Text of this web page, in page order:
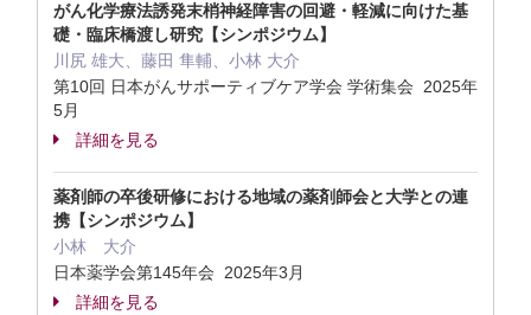
がん化学療法誘発末梢神経障害の回避・軽減に向けた基
礎・臨床橋渡し研究【シンポジウム】
川尻 雄大、藤田 隼輔、小林 大介
第10回 日本がんサポーティブケア学会 学術集会 2025年
5月
詳細を見る
薬剤師の卒後研修における地域の薬剤師会と大学との連
携【シンポジウム】
小林 大介
日本薬学会第145年会 2025年3月
詳細を見る